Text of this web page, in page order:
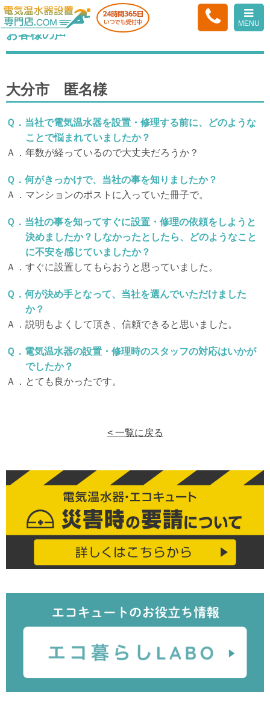
MENU
HOME> お客様の声<
お客様の声
大分市 匿名様
Ｑ．当社で電気温水器を設置・修理する前に、どのような
ことで悩まれていましたか？
Ａ．年数が経っているので大丈夫だろうか？
Ｑ．何がきっかけで、当社の事を知りましたか？
Ａ．マンションのポストに入っていた冊子で。
Ｑ．当社の事を知ってすぐに設置・修理の依頼をしようと
決めましたか？しなかったとしたら、どのようなこと
に不安を感じていましたか？
Ａ．すぐに設置してもらおうと思っていました。
Ｑ．何が決め手となって、当社を選んでいただけました
か？
Ａ．説明もよくして頂き、信頼できると思いました。
Ｑ．電気温水器の設置・修理時のスタッフの対応はいかが
でしたか？
Ａ．とても良かったです。
< 一覧に戻る